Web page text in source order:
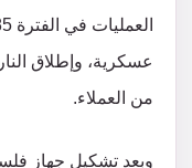
عسكرية، وإطلاق
من العملاء.